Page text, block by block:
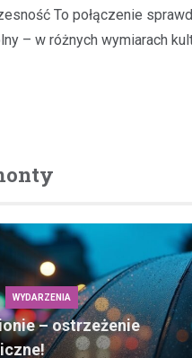
To połączenie
– w różnych wymiarach
WYDARZENIA
– ostrzeżenie